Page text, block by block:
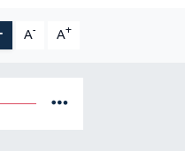
A- A+